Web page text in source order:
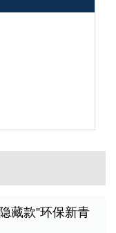
藏款”环保新青